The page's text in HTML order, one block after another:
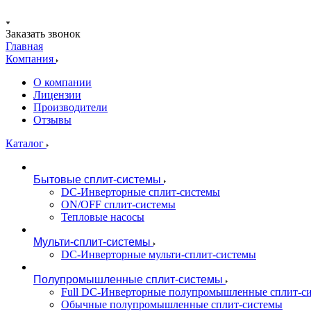
Заказать звонок
Главная
Компания
О компании
Лицензии
Производители
Отзывы
Каталог
Бытовые сплит-системы
DC-Инверторные сплит-системы
ON/OFF сплит-системы
Тепловые насосы
Мульти-сплит-системы
DC-Инверторные мульти-сплит-системы
Полупромышленные сплит-системы
Full DC-Инверторные полупромышленные сплит-
Обычные полупромышленные сплит-системы